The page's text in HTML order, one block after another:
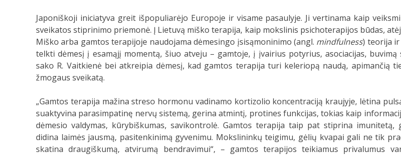
Japoniškoji iniciatyva greit išpopuliarėjo Europoje ir visame pasaulyje. Ji vertinama kaip
sveikatos stiprinimo priemonė. Į Lietuvą miško terapija, kaip mokslinis psichoterapijos būdas,
Miško arba gamtos terapijoje naudojama dėmesingo įsisąmoninimo (angl. mindfulness) teorija ir
telkti dėmesį į esamąjį momentą, šiuo atveju – gamtoje, į įvairius potyrius, asociacijas, buvimą
sako R. Vaitkienė bei atkreipia dėmesį, kad gamtos terapija turi keleriopą naudą, apimančią
žmogaus sveikatą.
„Gamtos terapija mažina streso hormonu vadinamo kortizolio koncentraciją kraujyje, lėtina
suaktyvina parasimpatinę nervų sistemą, gerina atmintį, protines funkcijas, tokias kaip
dėmesio valdymas, kūrybiškumas, savikontrolė. Gamtos terapija taip pat stiprina imunitetą,
didina laimės jausmą, pasitenkinimą gyvenimu. Mokslininkų teigimu, gėlių kvapai gali ne tik
skatina draugiškumą, atvirumą bendravimui“, – gamtos terapijos teikiamus privalumus